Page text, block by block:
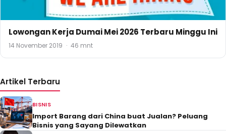
Lowongan Kerja Dumai Mei 2026 Terbaru Minggu Ini
14 November 2019 · 46 mnt
Artikel Terbaru
BISNIS
Import Barang dari China buat Jualan? Peluang
Bisnis yang Sayang Dilewatkan